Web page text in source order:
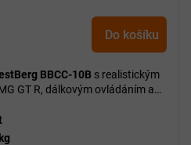
Do košíku
BBCC-10B s realistickým
GT R, dálkovým ovládáním a